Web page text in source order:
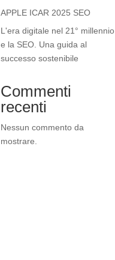
APPLE ICAR 2025 SEO
L'era digitale nel 21° millennio
e la SEO. Una guida al
successo sostenibile
Commenti
recenti
Nessun commento da
mostrare.